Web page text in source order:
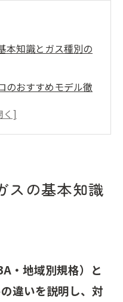
本知識とガス種別の
のおすすめモデル徹
置・取り付け方法と
別比較と選び方の
スの基本知識
・地域別規格）と
違いを説明し、対